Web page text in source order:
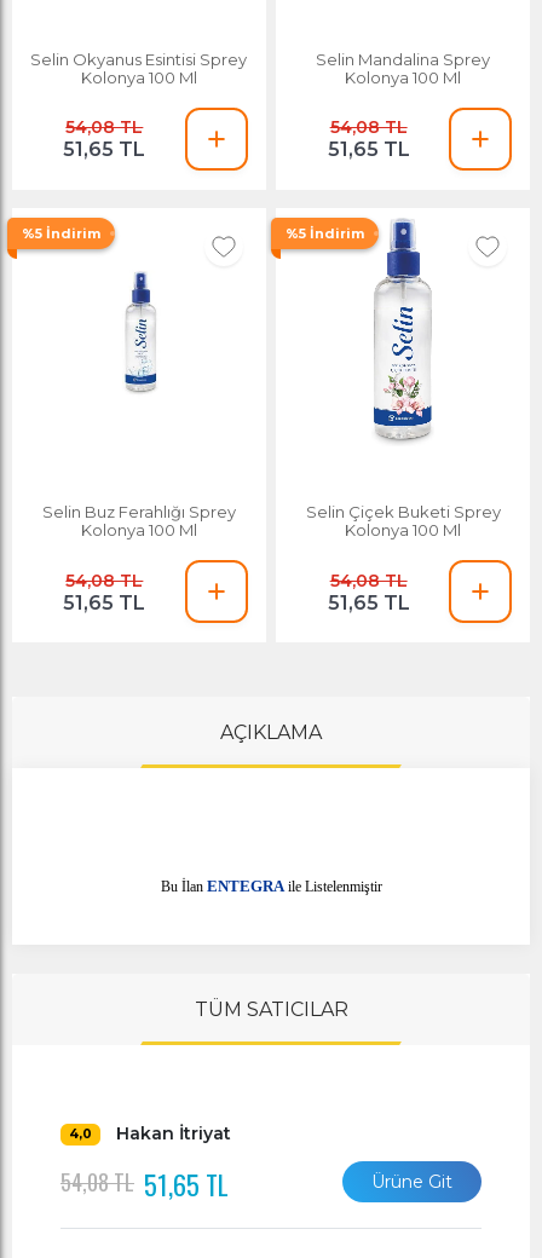
Selin Okyanus Esintisi Sprey
Kolonya 100 Ml
54,08 TL
51,65 TL
Selin Mandalina Sprey
Kolonya 100 Ml
54,08 TL
51,65 TL
%5 İndirim
Selin Buz Ferahlığı Sprey
Kolonya 100 Ml
54,08 TL
51,65 TL
%5 İndirim
Selin Çiçek Buketi Sprey
Kolonya 100 Ml
54,08 TL
51,65 TL
AÇIKLAMA
Bu İlan ENTEGRAile Listelenmiştir
TÜM SATICILAR
4,0 Hakan İtriyat
54,08 TL 51,65 TL Ürüne Git